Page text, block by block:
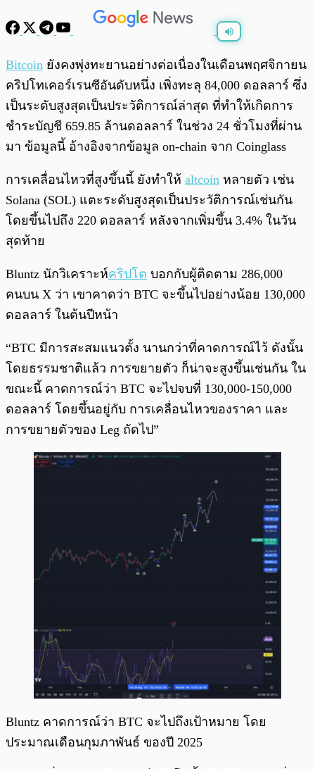
พร้อมเล่น 0:00
Bitcoin ยังคงพุ่งทะยานอย่างต่อเนื่องในเดือนพฤศจิกายน
คริปโทเคอร์เรนซีอันดับหนึ่ง เพิ่งทะลุ 84,000 ดอลลาร์ ซึ่ง
เป็นระดับสูงสุดเป็นประวัติการณ์ล่าสุด ที่ทำให้เกิดการ
ชำระบัญชี 659.85 ล้านดอลลาร์ ในช่วง 24 ชั่วโมงที่ผ่าน
มา ข้อมูลนี้ อ้างอิงจากข้อมูล on-chain จาก Coinglass
การเคลื่อนไหวที่สูงขึ้นนี้ ยังทำให้ altcoin หลายตัว เช่น
Solana (SOL) แตะระดับสูงสุดเป็นประวัติการณ์เช่นกัน
โดยขึ้นไปถึง 220 ดอลลาร์ หลังจากเพิ่มขึ้น 3.4% ในวัน
สุดท้าย
Bluntz นักวิเคราะห์คริปโต บอกกับผู้ติดตาม 286,000
คนบน X ว่า เขาคาดว่า BTC จะขึ้นไปอย่างน้อย 130,000
ดอลลาร์ ในต้นปีหน้า
“BTC มีการสะสมแนวตั้ง นานกว่าที่คาดการณ์ไว้ ดังนั้น
โดยธรรมชาติแล้ว การขยายตัว ก็น่าจะสูงขึ้นเช่นกัน ใน
ขณะนี้ คาดการณ์ว่า BTC จะไปจบที่ 130,000-150,000
ดอลลาร์ โดยขึ้นอยู่กับ การเคลื่อนไหวของราคา และ
การขยายตัวของ Leg ถัดไป”
Bluntz คาดการณ์ว่า BTC จะไปถึงเป้าหมาย โดย
ประมาณเดือนกุมภาพันธ์ ของปี 2025